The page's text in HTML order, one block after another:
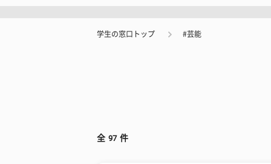
学生の窓口トップ #芸能
全 97 件